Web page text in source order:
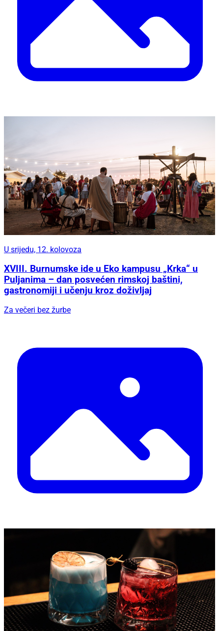
U srijedu, 12. kolovoza
XVIII. Burnumske ide u Eko kampusu „Krka“ u
Puljanima – dan posvećen rimskoj baštini,
gastronomiji i učenju kroz doživljaj
Za večeri bez žurbe